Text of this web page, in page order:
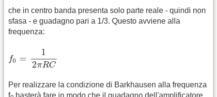
che in centro banda presenta solo parte reale - quindi non
sfasa - e guadagno pari a 1/3. Questo avviene alla
frequenza:
f0 =
1
2πRC
R
Per realizzare la condizione di Barkhausen alla frequenza
f
basterà fare in modo che il guadagno dell'amplificatore